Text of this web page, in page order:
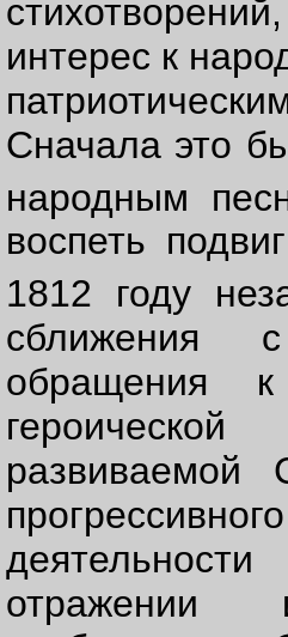
интерес к
Сначала это
народным
воспеть
1812 году
сближения
обращения
развиваемой
отражении